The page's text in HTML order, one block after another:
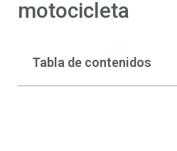
motocicleta
Tabla de contenidos